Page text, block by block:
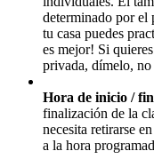
determinado por el
tu casa puedes
es mejor! Si
privada, dímelo,
Hora de inicio /
finalización de la
necesita retirarse
a la hora